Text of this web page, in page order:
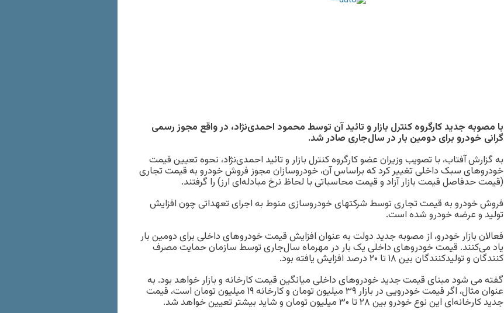
با مصوبه جدید کارگروه کنترل بازار و تائید آن توسط محمود احمدی‌نژاد، در واقع مجوز رسمی
گرانی خودرو برای دومین بار در سال‌جاری صادر شد.
به گزارش آفتاب، با تصویب وزیران عضو کارگروه کنترل بازار و تائید احمدی‌نژاد، نحوه تعیین قیمت
خودروهای سبک داخلی تغییر کرد که براساس آن، خودروسازان مجوز فروش خودرو به قیمت تجاری
(قیمت حدفاصل قیمت بازار آزاد و قیمت محاسباتی با لحاظ نرخ مبادله‌ای ارز) را گرفتند.
فروش خودرو به قیمت تجاری توسط شرکتهای خودروسازی منوط به اجرای تعهداتی چون افزایش
تولید و عرضه خودرو شده است.
فعالان بازار خودرو، از مصوبه جدید دولت به عنوان افزایش قیمت خودروهای داخلی برای دومین بار
یاد می‌کنند. قیمت خودروهای داخلی یک بار در مهرماه سال‌جاری توسط سازمان حمایت مصرف
کنندگان و تولیدکنندگان بین ۱۸ تا ۲۰ درصد افزایش یافته بود.
گفته می شود مبنای قیمت جدید خودروهای داخلی میانگین قیمت کارخانه و بازار خواهد بود. به
عنوان مثال، اگر قیمت خودرویی در بازار ۳۹ میلیون تومان و کارخانه‌ ۱۹ میلیون تومان است، قیمت
جدید کارخانه‌ای این نوع خودرو بین ۲۸ تا ۳۰ میلیون تومان و شاید بیشتر تعیین خواهد شد.